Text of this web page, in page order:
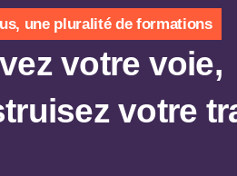
une pluralité de formations
votre voie,
votre